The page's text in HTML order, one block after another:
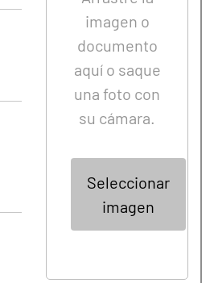
imagen o
documento
aquí o saque
una foto con
su cámara.
Seleccionar
imagen